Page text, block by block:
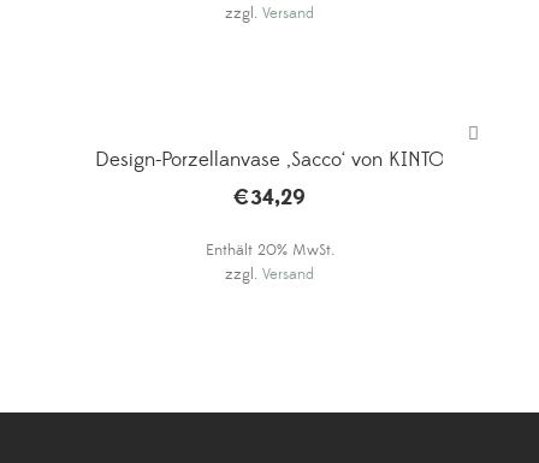
zzgl. Versand
Design-Porzellanvase ‚Sacco‘ von KINTO
€34,29
Enthält 20% MwSt.
zzgl. Versand